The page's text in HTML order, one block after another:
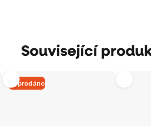
Související
Vyprodáno